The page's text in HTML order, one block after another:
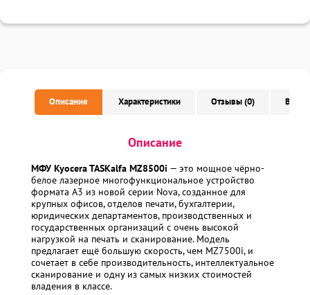
Описание Характеристики Отзывы (0)
Описание
МФУ Kyocera TASKalfa MZ8500i — это мощное чёрно-
белое лазерное многофункциональное устройство
формата A3 из новой серии Nova, созданное для
крупных офисов, отделов печати, бухгалтерии,
юридических департаментов, производственных и
государственных организаций с очень высокой
нагрузкой на печать и сканирование. Модель
предлагает ещё большую скорость, чем MZ7500i, и
сочетает в себе производительность, интеллектуальное
сканирование и одну из самых низких стоимостей
владения в классе.